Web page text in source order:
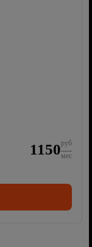
1150руб
мес